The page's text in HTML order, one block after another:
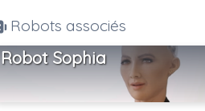
Robots associés
Robot Sophia